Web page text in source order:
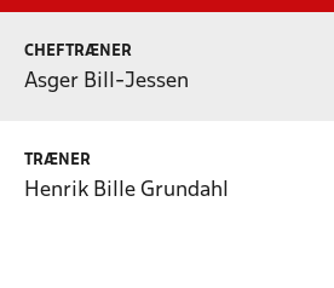
CHEFTRÆNER
Asger Bill-Jessen
TRÆNER
Henrik Bille Grundahl